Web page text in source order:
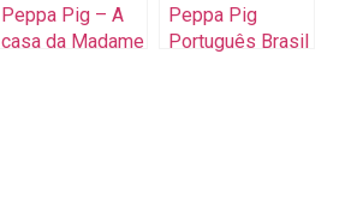
Peppa Pig – A
casa da Madame
Peppa Pig
Português Brasil